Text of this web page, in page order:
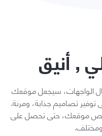
, أنيق
الواجهات، سيجعل موقعك
تصاميم جذابة، ومرنة.
موقعك، حتى تحصل على